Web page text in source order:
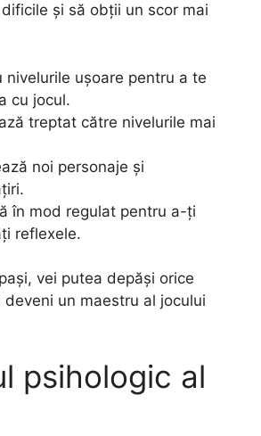
și să obții un scor mai
nivelurile ușoare pentru a te
cu jocul.
treptat către nivelurile mai
noi personaje și
în mod regulat pentru a-ți
reflexele.
vei putea depăși orice
deveni un maestru al jocului
psihologic al